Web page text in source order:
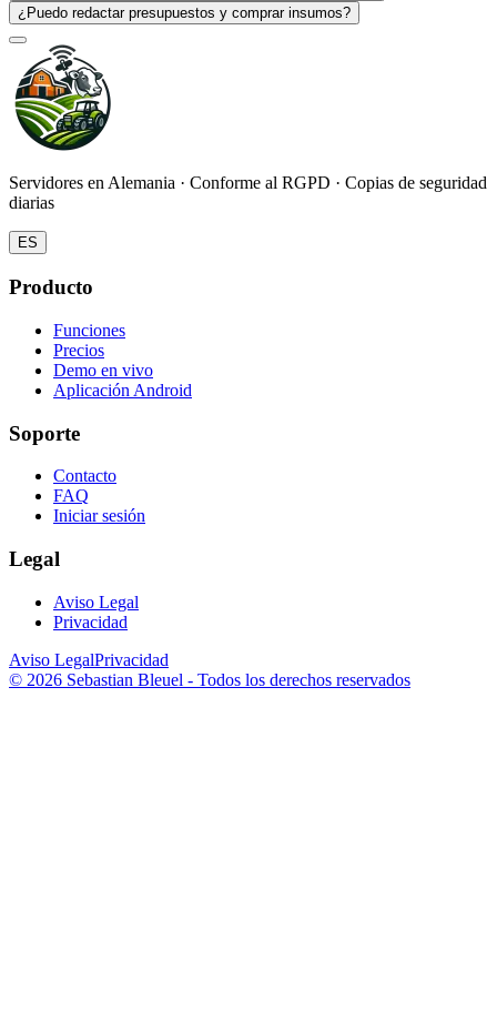
¿Puedo redactar presupuestos y comprar insumos?
Servidores en Alemania · Conforme al RGPD · Copias de seguridad
diarias
ES
Producto
Funciones
Precios
Demo en vivo
Aplicación Android
Soporte
Contacto
FAQ
Iniciar sesión
Legal
Aviso Legal
Privacidad
Aviso LegalPrivacidad
© 2026 Sebastian Bleuel - Todos los derechos reservados